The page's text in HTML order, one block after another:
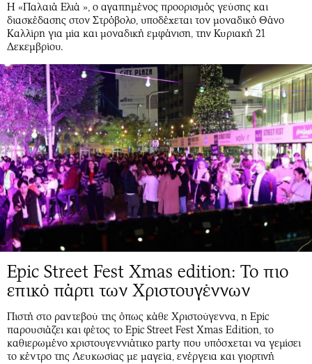
Η «Παλαιά Ελιά », ο αγαπημένος προορισμός γεύσης και
διασκέδασης στον Στρόβολο, υποδέχεται τον μοναδικό Θάνο
Καλλίρη για μία και μοναδική εμφάνιση, την Κυριακή 21
Δεκεμβρίου.
Epic Street Fest Xmas edition: Το πιο
επικό πάρτι των Χριστουγέννων
Πιστή στο ραντεβού της όπως κάθε Χριστούγεννα, η Epic
παρουσιάζει και φέτος το Epic Street Fest Xmas Edition, το
καθιερωμένο χριστουγεννιάτικο party που υπόσχεται να γεμίσει
το κέντρο της Λευκωσίας με μαγεία, ενέργεια και γιορτινή